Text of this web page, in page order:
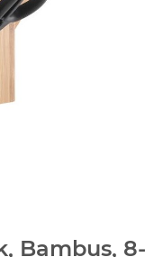
Bambus, 8-